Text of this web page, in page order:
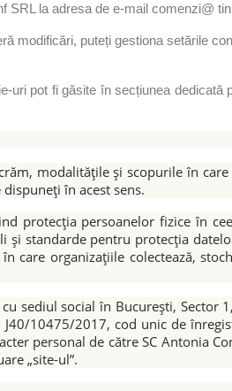
SRL la adresa de e-mail comenzi@
modificări, puteți gestiona setările
pot fi găsite în secțiunea dedicată
modalitățile și scopurile în
în acest sens.
protecția persoanelor fizice în
și standarde pentru protecția
organizațiile colectează,
sediul social în București, Sector
10475/2017, cod unic de
personal de către SC Antonia
„site-ul”.